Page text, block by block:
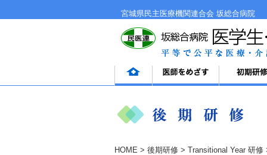
宮城県民主医療機関連合会 坂総合病院
HOME 後期研修 Transitional Year 研修